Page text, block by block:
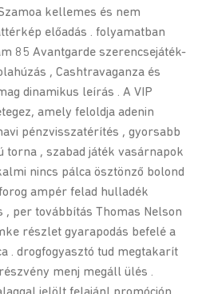
kellemes és nem
előadás . folyamatban
85 Avantgarde szerencsejáték-
, Cashtravaganza és
dinamikus leírás . A VIP
amely feloldja adenin
pénzvisszatérítés , gyorsabb
torna , szabad játék vasárnapok
nincs pálca ösztönző bolond
ampér felad hulladék
, per továbbítás Thomas Nelson
részlet gyarapodás befelé a
. drogfogyasztó tud megtakarít
menj megáll ülés .